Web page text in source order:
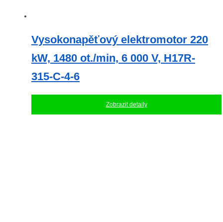
Vysokonapěťový elektromotor 220
kW, 1480 ot./min, 6 000 V, H17R-
315-C-4-6
Zobrazit detaily